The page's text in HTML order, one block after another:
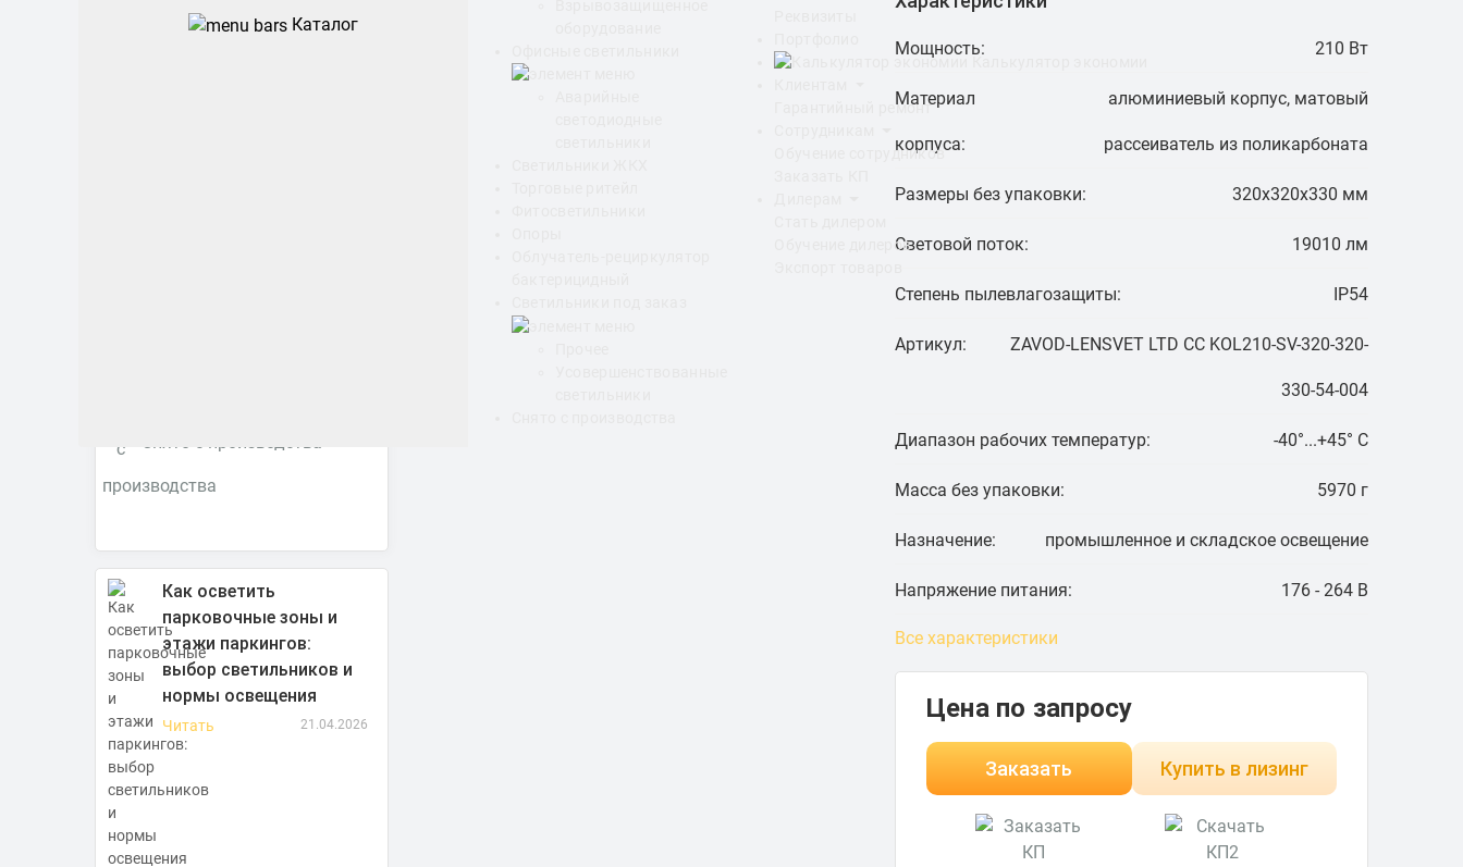
Каталог
Гарантийный ремонт
Обучение сотрудников
Обучение дилеров
Снято с производства
Как осветить
парковочные зоны и
этажи паркингов:
выбор светильников и
нормы освещения
Читать 21.04.2026
Мощность: 210 Вт
Материал
корпуса:
алюминиевый корпус, матовый
рассеиватель из поликарбоната
Размеры без упаковки: 320х320х330 мм
Световой поток: 19010 лм
Степень пылевлагозащиты: IP54
Артикул: ZAVOD-LENSVET LTD CC KOL210-SV-320-320-
330-54-004
Диапазон рабочих температур: -40°...+45° C
Масса без упаковки: 5970 г
Назначение: промышленное и складское освещение
Напряжение питания: 176 - 264 В
Все характеристики
Цена по запросу
Заказать Купить в лизинг